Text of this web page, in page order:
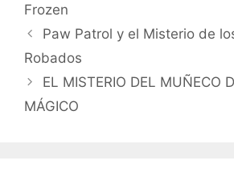
Frozen
Paw Patrol y el Misterio de
Robados
EL MISTERIO DEL MUÑECO
MÁGICO